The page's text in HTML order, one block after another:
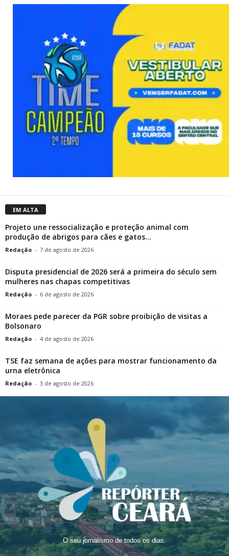
EM ALTA
Projeto une ressocialização e proteção animal com
produção de abrigos para cães e gatos...
Redação - 7 de agosto de 2026
Disputa presidencial de 2026 será a primeira do século sem
mulheres nas chapas competitivas
Redação - 6 de agosto de 2026
Moraes pede parecer da PGR sobre proibição de visitas a
Bolsonaro
Redação - 4 de agosto de 2026
TSE faz semana de ações para mostrar funcionamento da
urna eletrônica
Redação - 3 de agosto de 2026
O seu jornalismo de todos os dias.